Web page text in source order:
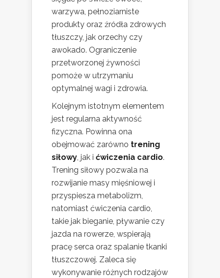
warzywa, pełnoziarniste
produkty oraz źródła zdrowych
tłuszczy, jak orzechy czy
awokado. Ograniczenie
przetworzonej żywności
pomoże w utrzymaniu
optymalnej wagi i zdrowia.
Kolejnym istotnym elementem
jest regularna aktywność
fizyczna. Powinna ona
obejmować zarówno trening
siłowy, jak i ćwiczenia cardio.
Trening siłowy pozwala na
rozwijanie masy mięśniowej i
przyspiesza metabolizm,
natomiast ćwiczenia cardio,
takie jak bieganie, pływanie czy
jazda na rowerze, wspierają
pracę serca oraz spalanie tkanki
tłuszczowej. Zaleca się
wykonywanie różnych rodzajów